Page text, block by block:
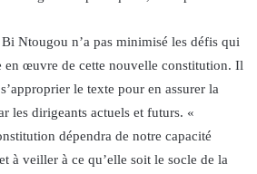
Ntougou n’a pas minimisé les défis qui
en œuvre de cette nouvelle constitution. Il
le texte pour en assurer la
les dirigeants actuels et futurs. «
dépendra de notre capacité
à veiller à ce qu’elle soit le socle de la